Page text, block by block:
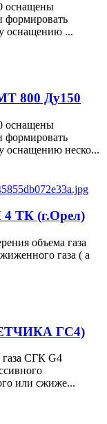
оснащены
формировать
оснащению ...
800 Ду150
оснащены
формировать
оснащению неско...
4 ТК (г.Орел)
объема газа
газа ( а
ГС4)
СГК G4
или сжиже...